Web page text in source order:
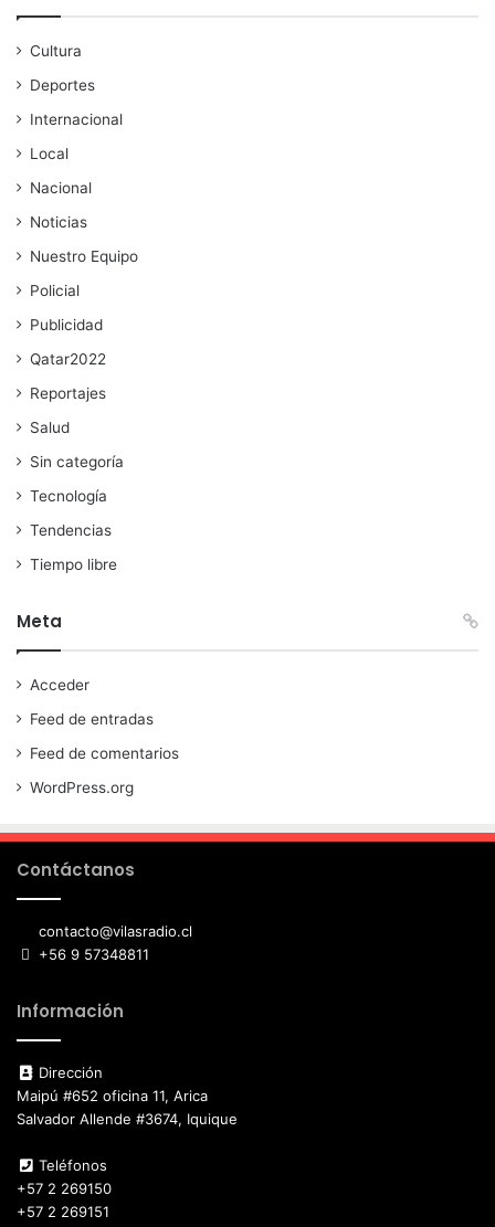
Cultura
Deportes
Internacional
Local
Nacional
Noticias
Nuestro Equipo
Policial
Publicidad
Qatar2022
Reportajes
Salud
Sin categoría
Tecnología
Tendencias
Tiempo libre
Meta
Acceder
Feed de entradas
Feed de comentarios
WordPress.org
Contáctanos
contacto@vilasradio.cl
+56 9 57348811
Información
Dirección
Maipú #652 oficina 11, Arica
Salvador Allende #3674, Iquique
Teléfonos
+57 2 269150
+57 2 269151